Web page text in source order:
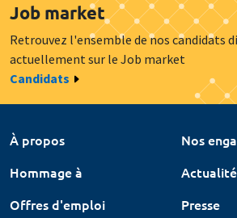
Job market
Retrouvez l'ensemble de nos candidats
actuellement sur le Job market
Candidats
À propos
Nos
Hommage à
Offres d'emploi
Presse